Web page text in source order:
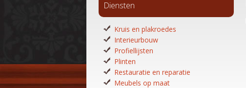
Diensten
Kruis en plakroedes
Interieurbouw
Profiellijsten
Plinten
Restauratie en reparatie
Meubels op maat